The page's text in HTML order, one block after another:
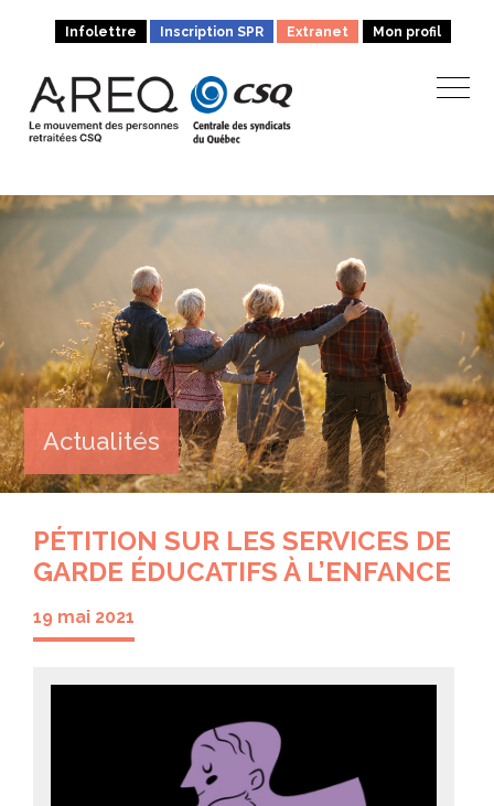
Infolettre Inscription SPR Extranet Mon profil
Actualités
PÉTITION SUR LES SERVICES DE
GARDE ÉDUCATIFS À L’ENFANCE
19 mai 2021